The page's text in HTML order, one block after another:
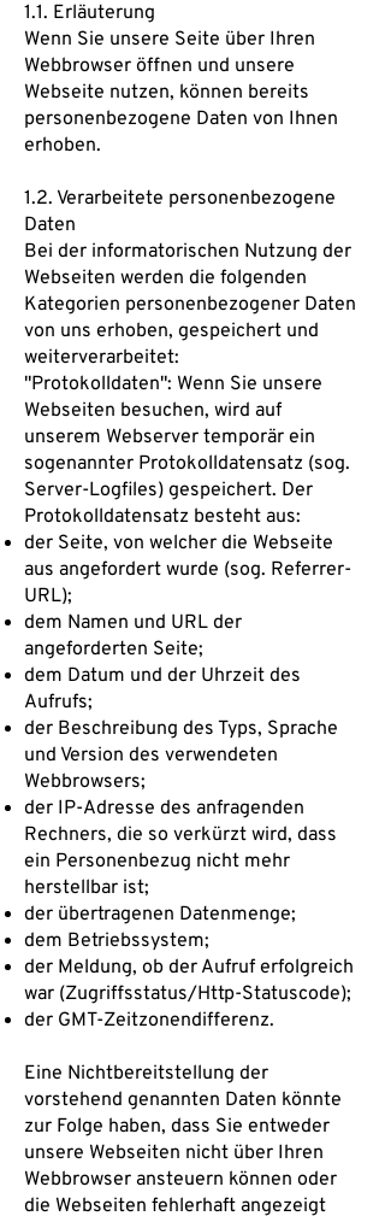
1.1. Erläuterung
Wenn Sie unsere Seite über Ihren
Webbrowser öffnen und unsere
Webseite nutzen, können bereits
personenbezogene Daten von Ihnen
erhoben.
1.2. Verarbeitete personenbezogene
Daten
Bei der informatorischen Nutzung der
Webseiten werden die folgenden
Kategorien personenbezogener Daten
von uns erhoben, gespeichert und
weiterverarbeitet:
"Protokolldaten": Wenn Sie unsere
Webseiten besuchen, wird auf
unserem Webserver temporär ein
sogenannter Protokolldatensatz (sog.
Server-Logfiles) gespeichert. Der
Protokolldatensatz besteht aus:
der Seite, von welcher die Webseite
aus angefordert wurde (sog. Referrer-
URL);
dem Namen und URL der
angeforderten Seite;
dem Datum und der Uhrzeit des
Aufrufs;
der Beschreibung des Typs, Sprache
und Version des verwendeten
Webbrowsers;
der IP-Adresse des anfragenden
Rechners, die so verkürzt wird, dass
ein Personenbezug nicht mehr
herstellbar ist;
der übertragenen Datenmenge;
dem Betriebssystem;
der Meldung, ob der Aufruf erfolgreich
war (Zugriffsstatus/Http-Statuscode);
der GMT-Zeitzonendifferenz.
Eine Nichtbereitstellung der
vorstehend genannten Daten könnte
zur Folge haben, dass Sie entweder
unsere Webseiten nicht über Ihren
Webbrowser ansteuern können oder
die Webseiten fehlerhaft angezeigt